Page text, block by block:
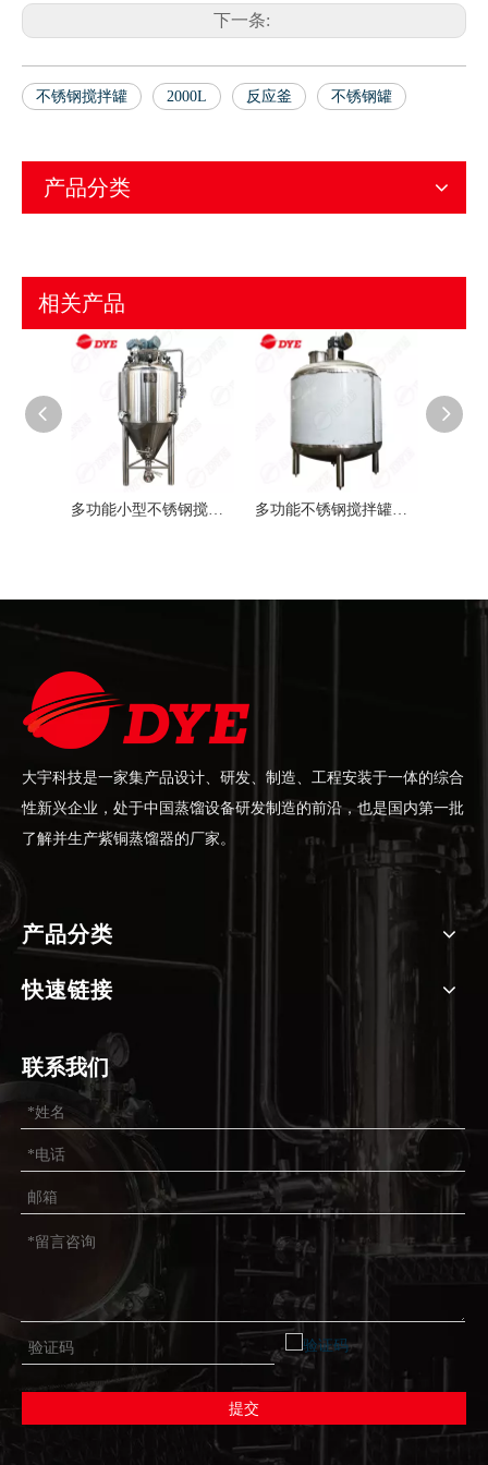
下一条:
不锈钢搅拌罐 2000L 反应釜 不锈钢罐
产品分类
相关产品
多功能不锈钢搅拌罐反应釜混合罐商用 多功能不锈钢搅拌罐反应釜混合罐
大宇科技是一家集产品设计、研发、制造、工程安装于一体的综合
性新兴企业，处于中国蒸馏设备研发制造的前沿，也是国内第一批
了解并生产紫铜蒸馏器的厂家。
产品分类
快速链接
联系我们
提交